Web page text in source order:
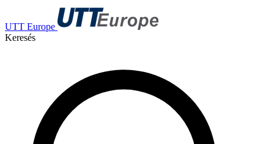
UTT Europe
Keresés